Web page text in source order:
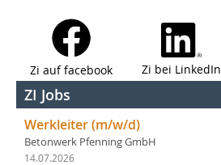
Zi auf facebook Zi bei LinkedIn
ZI Jobs
Werkleiter (m/w/d)
Betonwerk Pfenning GmbH
14.07.2026